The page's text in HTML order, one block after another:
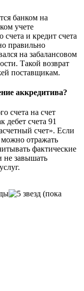
банком на
учете
счета и кредит счета
правильно
на забалансовом
Такой возврат
поставщикам.
аккредитива?
счета на счет
дебет счета 91
счет». Если
можно отражать
фактические
не завышать
(пока